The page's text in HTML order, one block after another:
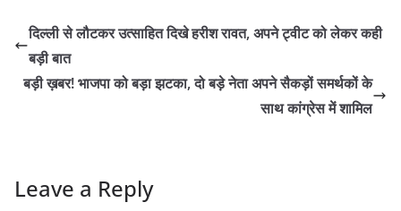
दिल्ली से लौटकर उत्साहित दिखे हरीश रावत, अपने ट्वीट को लेकर कही
बड़ी बात
बड़ी ख़बर! भाजपा को बड़ा झटका, दो बड़े नेता अपने सैकड़ों समर्थकों के
साथ कांग्रेस में शामिल
Leave a Reply